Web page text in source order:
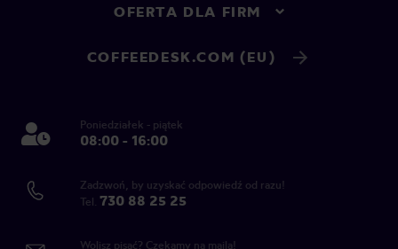
OFERTA DLA FIRM
COFFEEDESK.COM (EU)
Poniedziałek - piątek
08:00 - 16:00
Zadzwoń, by uzyskać odpowiedź od razu!
Tel. 730 88 25 25
Wolisz pisać? Czekamy na maila!